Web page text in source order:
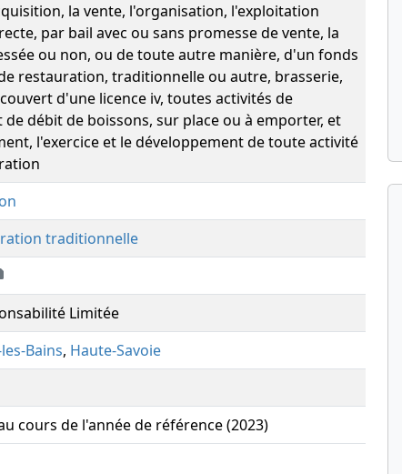
la vente, l'organisation, l'exploitation
par bail avec ou sans promesse de vente, la
ou non, ou de toute autre manière, d'un fonds
restauration, traditionnelle ou autre, brasserie,
d'une licence iv, toutes activités de
débit de boissons, sur place ou à emporter, et
l'exercice et le développement de toute activité
traditionnelle
Limitée
Bains, Haute-Savoie
cours de l'année de référence (2023)